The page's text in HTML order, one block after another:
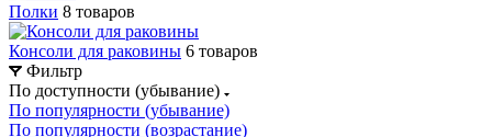
Полки 8 товаров
Консоли для раковины 6 товаров
Фильтр
По доступности (убывание)
По популярности (убывание)
По популярности (возрастание)